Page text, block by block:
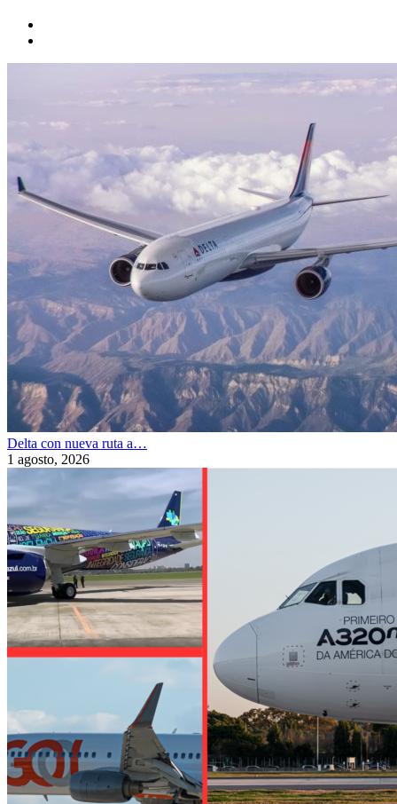
Delta con nueva ruta a…
1 agosto, 2026